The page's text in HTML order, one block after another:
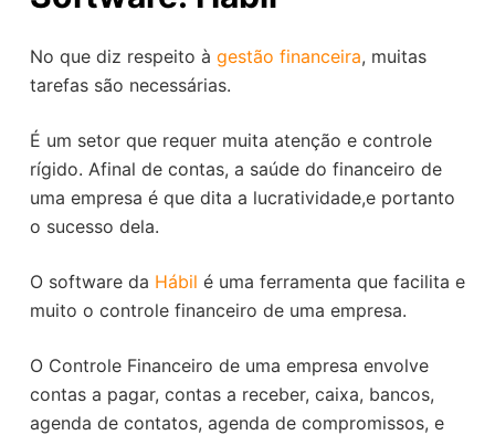
No que diz respeito à gestão financeira, muitas
tarefas são necessárias.
É um setor que requer muita atenção e controle
rígido. Afinal de contas, a saúde do financeiro de
uma empresa é que dita a lucratividade,e portanto
o sucesso dela.
O software da Hábil é uma ferramenta que facilita e
muito o controle financeiro de uma empresa.
O Controle Financeiro de uma empresa envolve
contas a pagar, contas a receber, caixa, bancos,
agenda de contatos, agenda de compromissos, e